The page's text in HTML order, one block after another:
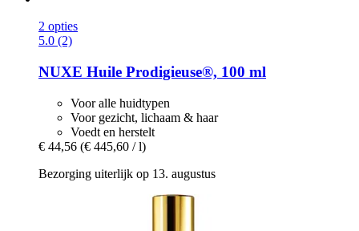
2 opties
5.0 (2)
NUXE Huile Prodigieuse®, 100 ml
Voor alle huidtypen
Voor gezicht, lichaam & haar
Voedt en herstelt
€ 44,56 (€ 445,60 / l)
Bezorging uiterlijk op 13. augustus